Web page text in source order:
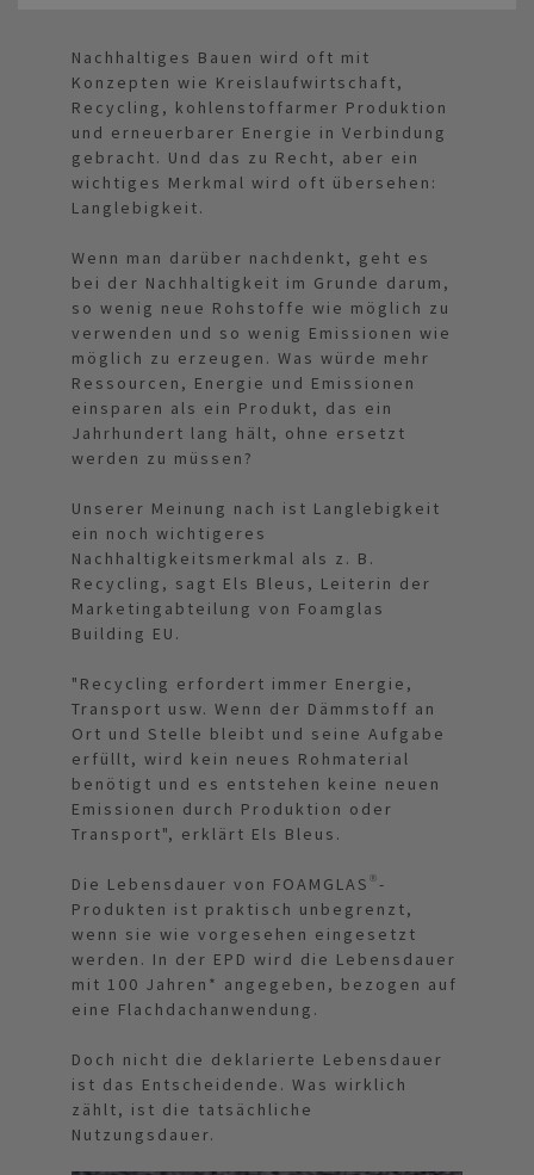
Nachhaltiges Bauen wird oft mit
Konzepten wie Kreislaufwirtschaft,
Recycling, kohlenstoffarmer Produktion
und erneuerbarer Energie in Verbindung
gebracht. Und das zu Recht, aber ein
wichtiges Merkmal wird oft übersehen:
Langlebigkeit.
Wenn man darüber nachdenkt, geht es
bei der Nachhaltigkeit im Grunde darum,
so wenig neue Rohstoffe wie möglich zu
verwenden und so wenig Emissionen wie
möglich zu erzeugen. Was würde mehr
Ressourcen, Energie und Emissionen
einsparen als ein Produkt, das ein
Jahrhundert lang hält, ohne ersetzt
werden zu müssen?
Unserer Meinung nach ist Langlebigkeit
ein noch wichtigeres
Nachhaltigkeitsmerkmal als z. B.
Recycling, sagt Els Bleus, Leiterin der
Marketingabteilung von Foamglas
Building EU.
"Recycling erfordert immer Energie,
Transport usw. Wenn der Dämmstoff an
Ort und Stelle bleibt und seine Aufgabe
erfüllt, wird kein neues Rohmaterial
benötigt und es entstehen keine neuen
Emissionen durch Produktion oder
Transport", erklärt Els Bleus.
Die Lebensdauer von FOAMGLAS®-
Produkten ist praktisch unbegrenzt,
wenn sie wie vorgesehen eingesetzt
werden. In der EPD wird die Lebensdauer
mit 100 Jahren* angegeben, bezogen auf
eine Flachdachanwendung.
Doch nicht die deklarierte Lebensdauer
ist das Entscheidende. Was wirklich
zählt, ist die tatsächliche
Nutzungsdauer.